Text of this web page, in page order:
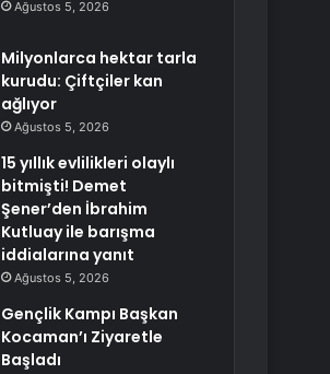
Ağustos 5, 2026
Milyonlarca hektar tarla
kurudu: Çiftçiler kan
ağlıyor
Ağustos 5, 2026
15 yıllık evlilikleri olaylı
bitmişti! Demet
Şener’den İbrahim
Kutluay ile barışma
iddialarına yanıt
Ağustos 5, 2026
Gençlik Kampı Başkan
Kocaman’ı Ziyaretle
Başladı